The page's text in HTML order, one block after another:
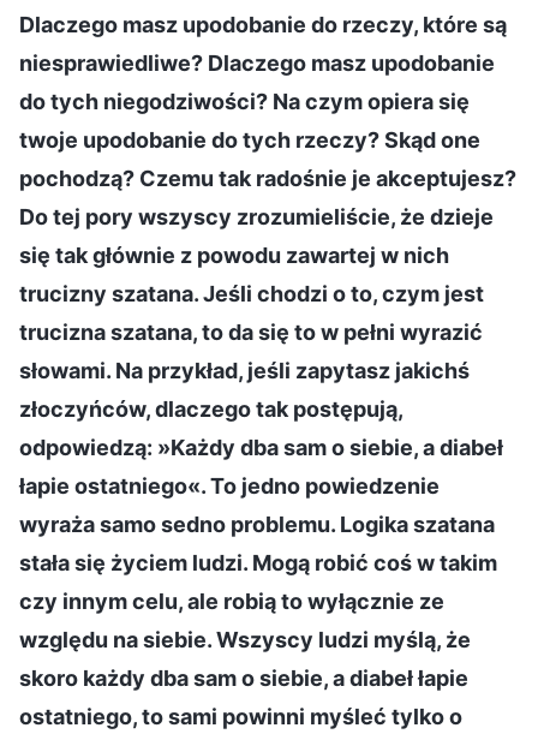
Dlaczego masz upodobanie do rzeczy, które są
niesprawiedliwe? Dlaczego masz upodobanie
do tych niegodziwości? Na czym opiera się
twoje upodobanie do tych rzeczy? Skąd one
pochodzą? Czemu tak radośnie je akceptujesz?
Do tej pory wszyscy zrozumieliście, że dzieje
się tak głównie z powodu zawartej w nich
trucizny szatana. Jeśli chodzi o to, czym jest
trucizna szatana, to da się to w pełni wyrazić
słowami. Na przykład, jeśli zapytasz jakichś
złoczyńców, dlaczego tak postępują,
odpowiedzą: »Każdy dba sam o siebie, a diabeł
łapie ostatniego«. To jedno powiedzenie
wyraża samo sedno problemu. Logika szatana
stała się życiem ludzi. Mogą robić coś w takim
czy innym celu, ale robią to wyłącznie ze
względu na siebie. Wszyscy ludzi myślą, że
skoro każdy dba sam o siebie, a diabeł łapie
ostatniego, to sami powinni myśleć tylko o